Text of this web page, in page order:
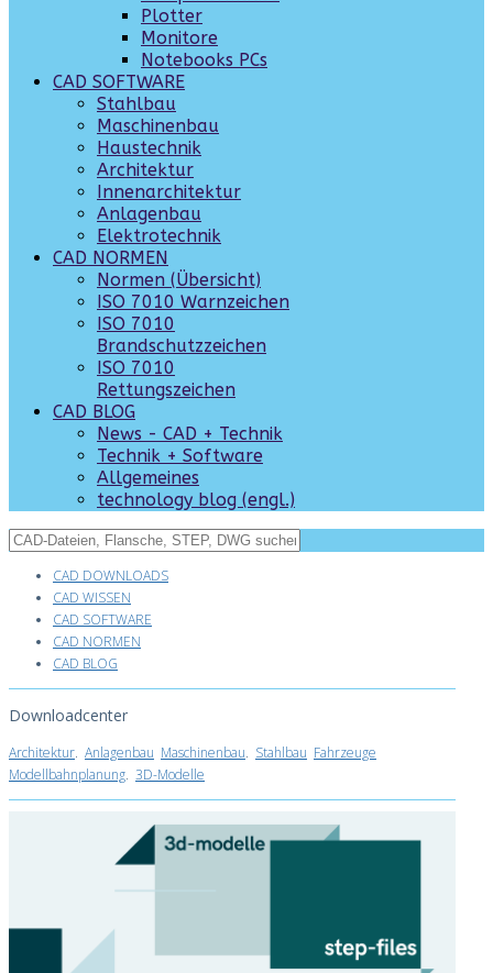
Plotter
Monitore
Notebooks PCs
CAD SOFTWARE
Stahlbau
Maschinenbau
Haustechnik
Architektur
Innenarchitektur
Anlagenbau
Elektrotechnik
CAD NORMEN
Normen (Übersicht)
ISO 7010 Warnzeichen
ISO 7010
Brandschutzzeichen
ISO 7010
Rettungszeichen
CAD BLOG
News - CAD + Technik
Technik + Software
Allgemeines
technology blog (engl.)
CAD DOWNLOADS
CAD WISSEN
CAD SOFTWARE
CAD NORMEN
CAD BLOG
Downloadcenter
Architektur. Anlagenbau Maschinenbau. Stahlbau Fahrzeuge
Modellbahnplanung. 3D-Modelle